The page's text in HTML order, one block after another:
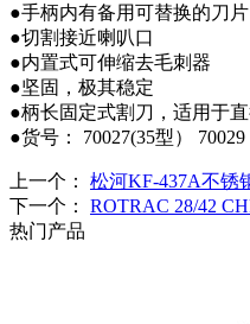
●手柄内有备用可替换的刀片
●切割接近喇叭口
●内置式可伸缩去毛刺器
●坚固，极其稳定
●柄长固定式割刀，适用于直
●货号： 70027(35型） 70029
上一个： 松河KF-437A不锈
下一个： ROTRAC 28/42
热门产品